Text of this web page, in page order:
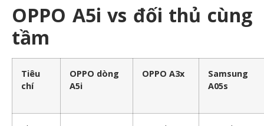
OPPO A5i vs đối thủ cùng
tầm
Tiêu
chí
OPPO dòng
A5i
OPPO A3x
Samsung
A05s